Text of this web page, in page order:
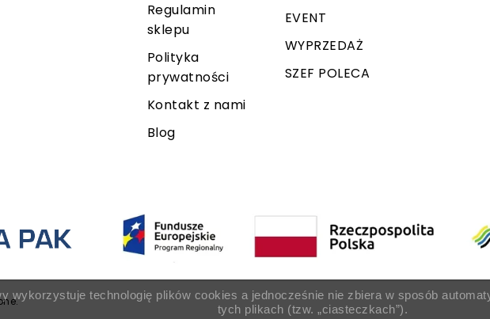
Regulamin
sklepu
Polityka
prywatności
Kontakt z nami
Blog
EVENT
WYPRZEDAŻ
SZEF POLECA
wykorzystuje technologię plików cookies a jednocześnie nie zbiera w sposób
tych plikach (tzw. „ciasteczkach”).